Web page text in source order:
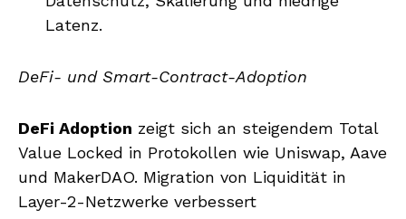
Latenz.
DeFi- und Smart-Contract-Adoption
DeFi Adoption zeigt sich an steigendem Total
Value Locked in Protokollen wie Uniswap, Aave
und MakerDAO. Migration von Liquidität in
Layer-2-Netzwerke verbessert